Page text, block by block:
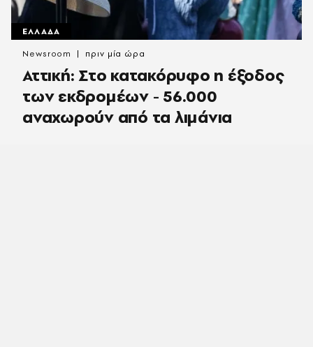
ΕΛΛΑΔΑ
Αττική: Στο κατακόρυφο η έξοδος
των εκδρομέων - 56.000
αναχωρούν από τα λιμάνια
Newsroom πριν μία ώρα